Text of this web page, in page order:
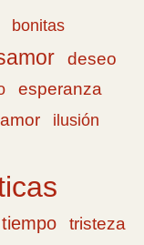
bonitas
deseo
esperanza
ilusión
tiempo tristeza